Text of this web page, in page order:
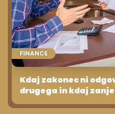
FINANCE
Kdaj zakonec ni
drugega in kdaj